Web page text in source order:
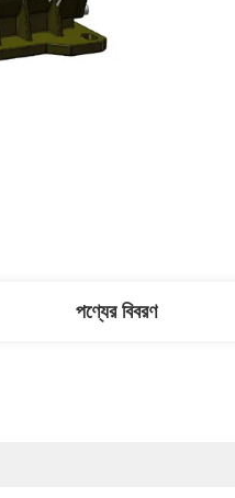
পণ্যের বিবরণ